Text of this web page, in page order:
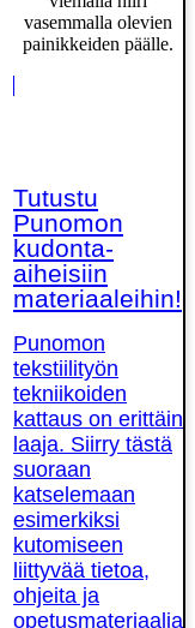
vasemmalla olevien
painikkeiden päälle.
Tutustu
Punomon
kudonta-
aiheisiin
materiaaleihin!
Punomon
tekstiilityön
tekniikoiden
kattaus on erittäin
laaja. Siirry tästä
suoraan
katselemaan
esimerkiksi
kutomiseen
liittyvää tietoa,
ohjeita ja
opetusmateriaalia!